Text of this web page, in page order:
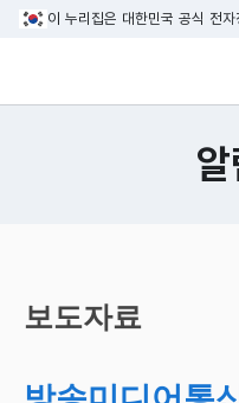
이 누리집은 대한민국 공식 전
방송미디어통
시
작
보도자료